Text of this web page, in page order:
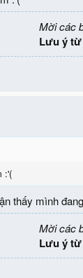
Mời các
Lưu ý từ
:'(
thấy mình
Mời các
Lưu ý từ